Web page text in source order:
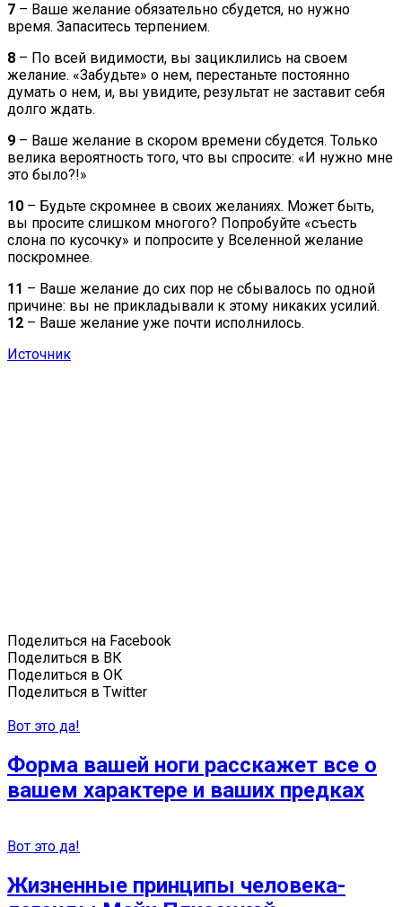
7 – Ваше желание обязательно сбудется, но нужно
время. Запаситесь терпением.
8 – По всей видимости, вы зациклились на своем
желание. «Забудьте» о нем, перестаньте постоянно
думать о нем, и, вы увидите, результат не заставит себя
долго ждать.
9 – Ваше желание в скором времени сбудется. Только
велика вероятность того, что вы спросите: «И нужно мне
это было?!»
10 – Будьте скромнее в своих желаниях. Может быть,
вы просите слишком многого? Попробуйте «съесть
слона по кусочку» и попросите у Вселенной желание
поскромнее.
11 – Ваше желание до сих пор не сбывалось по одной
причине: вы не прикладывали к этому никаких усилий.
12 – Ваше желание уже почти исполнилось.
Источник
Поделиться на Facebook
Поделиться в ВК
Поделиться в ОК
Поделиться в Twitter
Вот это да!
Форма вашей ноги расскажет все о
вашем характере и ваших предках
Вот это да!
Жизненные принципы человека-